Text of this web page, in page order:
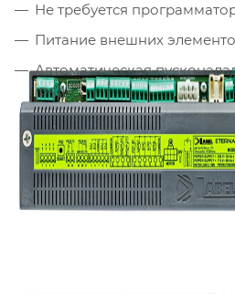
Не требуется
Питание внешних
Автоматическая
(PS1)